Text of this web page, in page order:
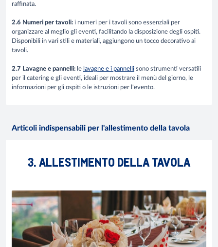
raffinata.
2.6 Numeri per tavoli: i numeri per i tavoli sono essenziali per
organizzare al meglio gli eventi, facilitando la disposizione degli ospiti.
Disponibili in vari stili e materiali, aggiungono un tocco decorativo ai
tavoli.
2.7 Lavagne e pannelli: le lavagne e i pannelli sono strumenti versatili
per il catering e gli eventi, ideali per mostrare il menù del giorno, le
informazioni per gli ospiti o le istruzioni per l'evento.
Articoli indispensabili per l'allestimento della tavola
3. ALLESTIMENTO DELLA TAVOLA